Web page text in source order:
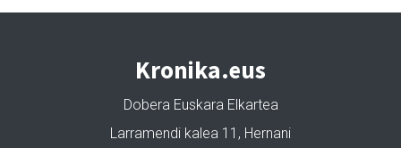
Kronika.eus
Dobera Euskara Elkartea
Larramendi kalea 11, Hernani